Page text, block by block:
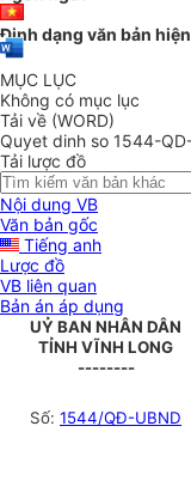
Định dạng văn bản
MỤC LỤC
Không có mục lục
Tải về (WORD)
Quyet dinh so 1544-
Tải lược đồ
Nội dung VB
Văn bản gốc
Tiếng anh
Lược đồ
VB liên quan
Bản án áp dụng
UỶ BAN NHÂN DÂN
TỈNH VĨNH LONG
--------
Số: 1544/QĐ-UBND